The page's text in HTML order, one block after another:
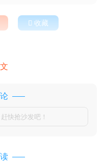
 收藏
快抢沙发吧！